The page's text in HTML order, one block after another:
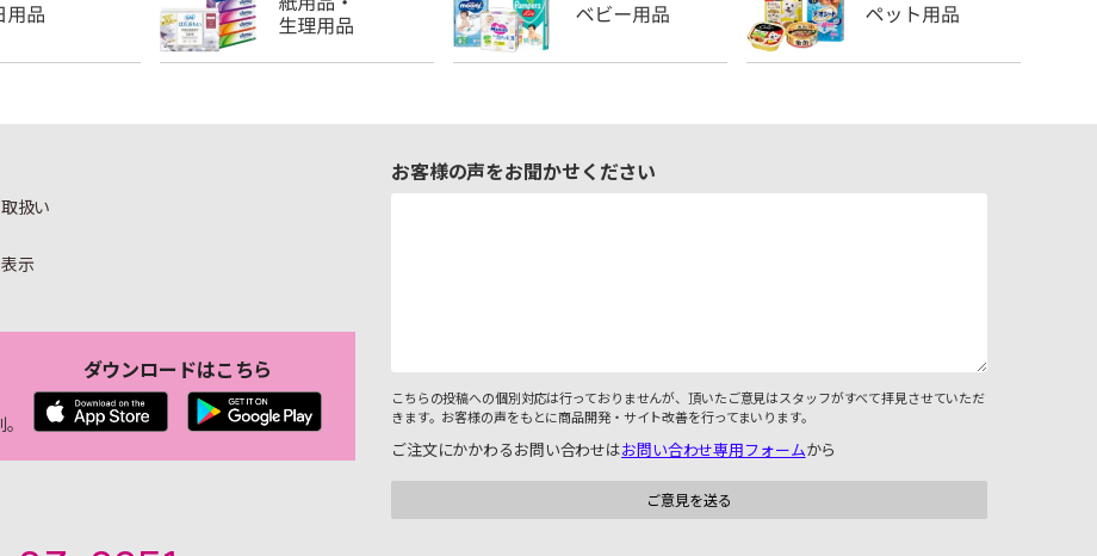
扱い
示
ダウンロードはこちら
お客様の声をお聞かせください
こちらの投稿への個別対応は行っておりませんが、頂いたご意見はスタッフがすべて拝見させていただ
きます。お客様の声をもとに商品開発・サイト改善を行ってまいります。
ご注文にかかわるお問い合わせはお問い合わせ専用フォームから